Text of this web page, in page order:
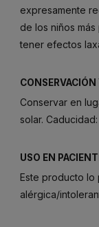
expresamente
de los niños
tener efectos
CONSERVACIÓN
Conservar en
solar.
USO EN
Este producto lo
alérgica/